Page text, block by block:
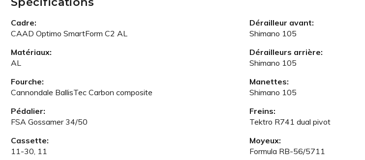
Cadre:
CAAD Optimo SmartForm C2 AL
Matériaux:
AL
Fourche:
Cannondale BallisTec Carbon composite
Pédalier:
FSA Gossamer 34/50
Cassette:
11-30, 11
Dérailleur avant:
Shimano 105
Dérailleurs arrière:
Shimano 105
Manettes:
Shimano 105
Freins:
Tektro R741 dual pivot
Moyeux:
Formula RB-56/5711